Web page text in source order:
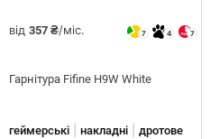
від 357 ₴/міс. 7 4 7
Гарнітура Fifine H9W White
геймерські накладні дротове